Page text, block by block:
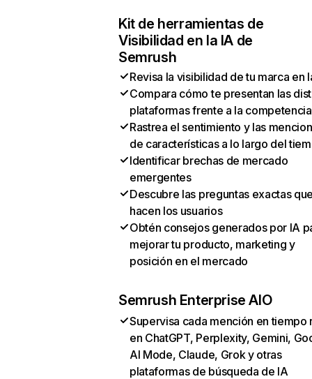
Kit de herramientas de
Visibilidad en la IA de
Semrush
Revisa la visibilidad de tu marca en
Compara cómo te presentan las
plataformas frente a la competencia
Rastrea el sentimiento y las
de características a lo largo del
Identificar brechas de mercado
emergentes
Descubre las preguntas exactas
hacen los usuarios
Obtén consejos generados por IA
mejorar tu producto, marketing y
posición en el mercado
Semrush Enterprise AIO
Supervisa cada mención en tiempo
en ChatGPT, Perplexity, Gemini,
AI Mode, Claude, Grok y otras
plataformas de búsqueda de IA